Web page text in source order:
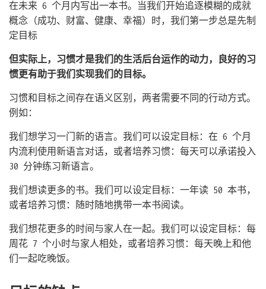
在未来 6 个月内写出一本书。当我们开始追逐模糊的成就
概念（成功、财富、健康、幸福）时，我们第一步总是先制
定目标
但实际上，习惯才是我们的生活后台运作的动力，良好的习
惯更有助于我们实现我们的目标。
习惯和目标之间存在语义区别，两者需要不同的行动方式。
例如：
我们想学习一门新的语言。我们可以设定目标：在 6 个月
内流利使用新语言对话，或者培养习惯：每天可以承诺投入
30 分钟练习新语言。
我们想读更多的书。我们可以设定目标：一年读 50 本书，
或者培养习惯：随时随地携带一本书阅读。
我们想花更多的时间与家人在一起。我们可以设定目标：每
周花 7 个小时与家人相处，或者培养习惯：每天晚上和他
们一起吃晚饭。